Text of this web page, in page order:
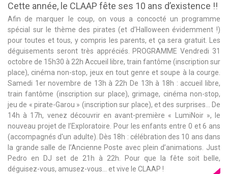
Cette année, le CLAAP fête ses 10 ans d’existence !!
Afin de marquer le coup, on vous a concocté un programme
spécial sur le thème des pirates (et d’Halloween évidemment !)
pour toutes et tous, y compris les parents, et ça sera gratuit. Les
déguisements seront très appréciés. PROGRAMME Vendredi 31
octobre de 15h30 à 22h Accueil libre, train fantôme (inscription sur
place), cinéma non-stop, jeux en tout genre et soupe à la courge.
Samedi 1er novembre de 13h à 22h De 13h à 18h : accueil libre,
train fantôme (inscription sur place), grimage, cinéma non-stop,
jeu de « pirate-Garou » (inscription sur place), et des surprises… De
14h à 17h, venez découvrir en avant-première « LumiNoir », le
nouveau projet de l’Exploratoire. Pour les enfants entre 0 et 6 ans
(accompagnés d'un adulte). Dès 18h : célébration des 10 ans dans
la grande salle de l’Ancienne Poste avec plein d’animations. Just
Pedro en DJ set de 21h à 22h. Pour que la fête soit belle,
déguisez-vous, amusez-vous… et vive le CLAAP !